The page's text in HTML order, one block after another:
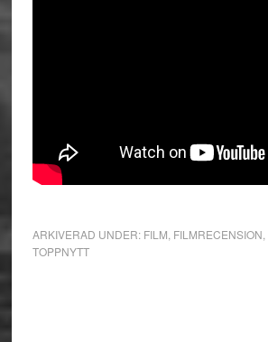
ARKIVERAD UNDER: FILM FILMRECENSION
TOPPNYTT